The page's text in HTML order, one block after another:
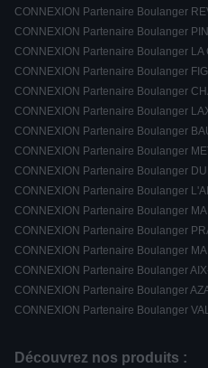
CONNEXION Partenaire Boulanger
CONNEXION Partenaire Boulanger
CONNEXION Partenaire Boulanger LA
CONNEXION Partenaire Boulanger
CONNEXION Partenaire Boulanger
CONNEXION Partenaire Boulanger
CONNEXION Partenaire Boulanger
CONNEXION Partenaire Boulanger
CONNEXION Partenaire Boulanger
CONNEXION Partenaire Boulanger
CONNEXION Partenaire Boulanger
CONNEXION Partenaire Boulanger
CONNEXION Partenaire Boulanger
CONNEXION Partenaire Boulanger
CONNEXION Partenaire Boulanger
CONNEXION Partenaire Boulanger
Découvrez nos produits :